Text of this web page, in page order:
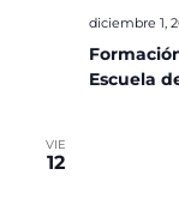
Escuela
diciembre 1,
VIE
12